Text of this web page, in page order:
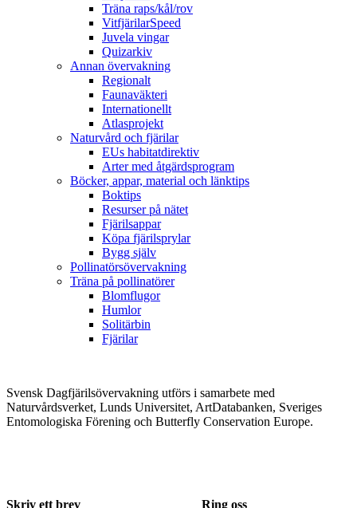
Träna raps/kål/rov
VitfjärilarSpeed
Juvela vingar
Quizarkiv
Annan övervakning
Regionalt
Faunaväkteri
Internationellt
Atlasprojekt
Naturvård och fjärilar
EUs habitatdirektiv
Arter med åtgärdsprogram
Böcker, appar, material och länktips
Boktips
Resurser på nätet
Fjärilsappar
Köpa fjärilsprylar
Bygg själv
Pollinatörsövervakning
Träna på pollinatörer
Blomflugor
Humlor
Solitärbin
Fjärilar
Svensk Dagfjärilsövervakning utförs i samarbete med
Naturvårdsverket, Lunds Universitet, ArtDatabanken, Sveriges
Entomologiska Förening och Butterfly Conservation Europe.
Skriv ett brev Ring oss